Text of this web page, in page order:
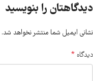
دیدگاهتان را بنویسید
نشانی ایمیل شما منتشر نخواهد شد.
دیدگاه *